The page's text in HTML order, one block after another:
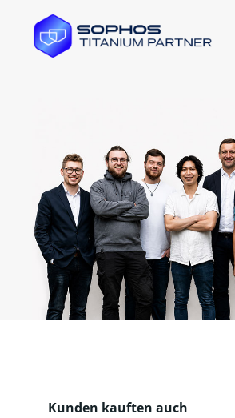
Produktgalerie überspringen
Kunden kauften auch